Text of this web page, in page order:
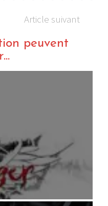
Article suivant
peuvent